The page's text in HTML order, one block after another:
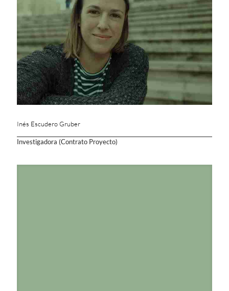
Inés Escudero Gruber
Investigadora (Contrato Proyecto)